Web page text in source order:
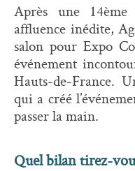
Après une
affluence inédite,
salon pour Expo
événement
Hauts-de-France.
qui a créé
passer la main.
Quel bilan tirez-